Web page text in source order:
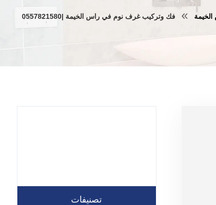
فك وتركيب غرف نوم في راس الخيمة |0557821580
تصنيفات